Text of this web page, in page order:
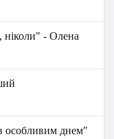
ніколи" - Олена
особливим днем"